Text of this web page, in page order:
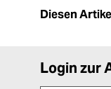
Diesen
Login zur